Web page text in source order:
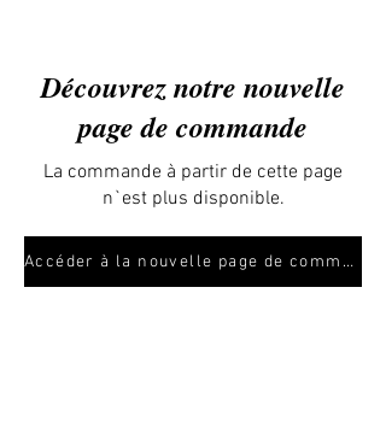
Découvrez notre nouvelle
page de commande
La commande à partir de cette page
n`est plus disponible.
Accéder à la nouvelle page de commande